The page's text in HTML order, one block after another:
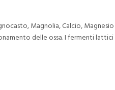
Magnolia, Calcio,
delle ossa. I fermenti